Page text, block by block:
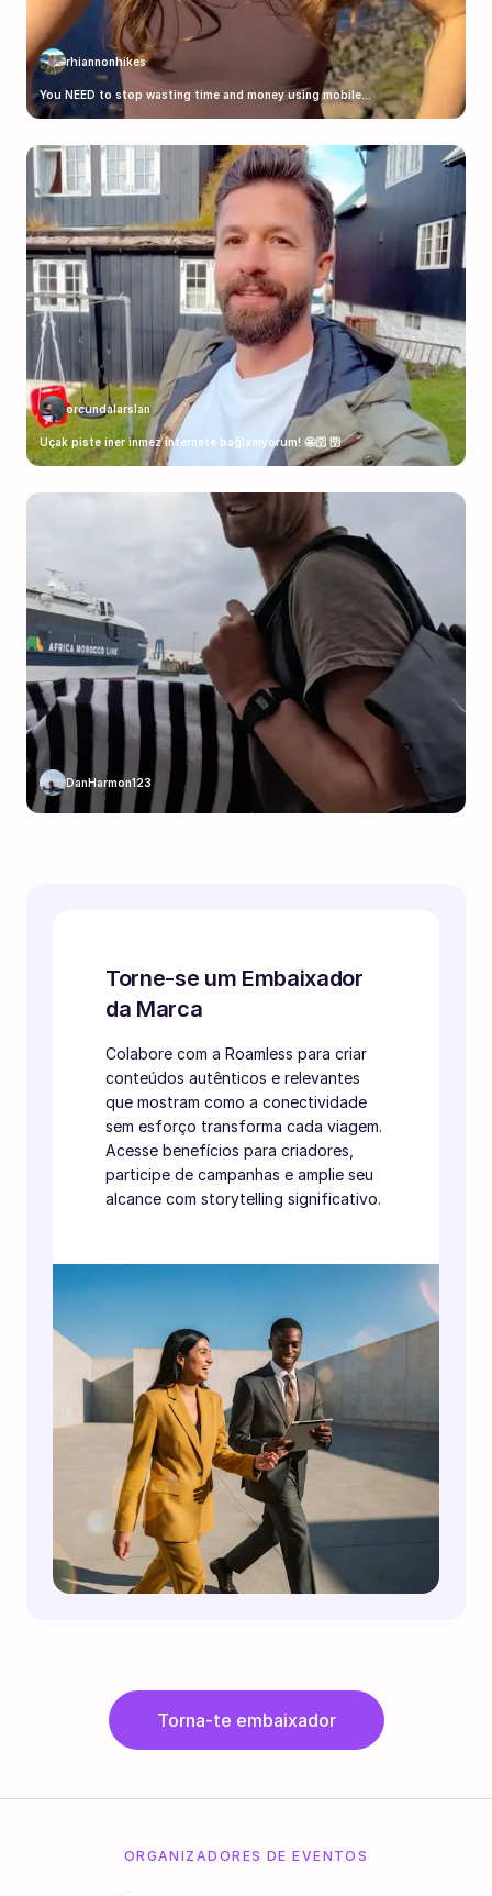
rhiannonhikes
You NEED to stop wasting time and money using mobile...
orcundalarslan
Uçak piste iner inmez internete bağlanıyorum! 🤩🛜 🛜
DanHarmon123
Torne-se um Embaixador
da Marca
Colabore com a Roamless para criar
conteúdos autênticos e relevantes
que mostram como a conectividade
sem esforço transforma cada viagem.
Acesse benefícios para criadores,
participe de campanhas e amplie seu
alcance com storytelling significativo.
Torna-te embaixador
ORGANIZADORES DE EVENTOS